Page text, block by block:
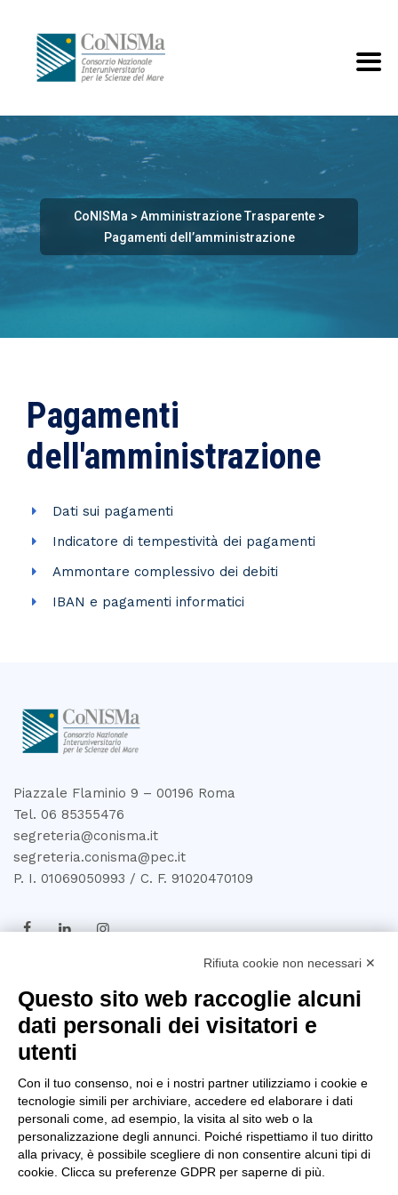
CoNISMa > Amministrazione Trasparente>
Pagamenti dell’amministrazione
Pagamenti
dell'amministrazione
Dati sui pagamenti
Indicatore di tempestività dei pagamenti
Ammontare complessivo dei debiti
IBAN e pagamenti informatici
Piazzale Flaminio 9 – 00196 Roma
Tel. 06 85355476
segreteria@conisma.it
segreteria.conisma@pec.it
P. I. 01069050993 / C. F. 91020470109
TRASPARENZA
Amministrazione
Trasparente
Privacy Policy
Whistleblowing
D.U.R.C
Rifiuta cookie non necessari ✕
Questo sito web raccoglie alcuni
dati personali dei visitatori e
utenti
Con il tuo consenso, noi e i nostri partner utilizziamo i cookie e
tecnologie simili per archiviare, accedere ed elaborare i dati
personali come, ad esempio, la visita al sito web o la
personalizzazione degli annunci. Poiché rispettiamo il tuo diritto
alla privacy, è possibile scegliere di non consentire alcuni tipi di
cookie. Clicca su preferenze GDPR per saperne di più.